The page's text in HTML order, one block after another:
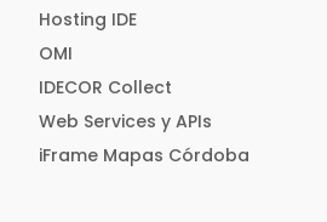
Hosting IDE
OMI
IDECOR Collect
Web Services y APIs
iFrame Mapas Córdoba